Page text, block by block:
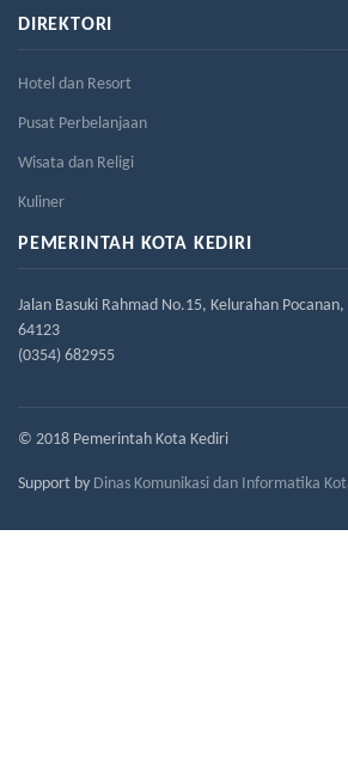
DIREKTORI
Hotel dan Resort
Pusat Perbelanjaan
Wisata dan Religi
Kuliner
PEMERINTAH KOTA KEDIRI
Jalan Basuki Rahmad No.15, Kelurahan
64123
(0354) 682955
© 2018 Pemerintah Kota Kediri
Support by Dinas Komunikasi dan Informatika